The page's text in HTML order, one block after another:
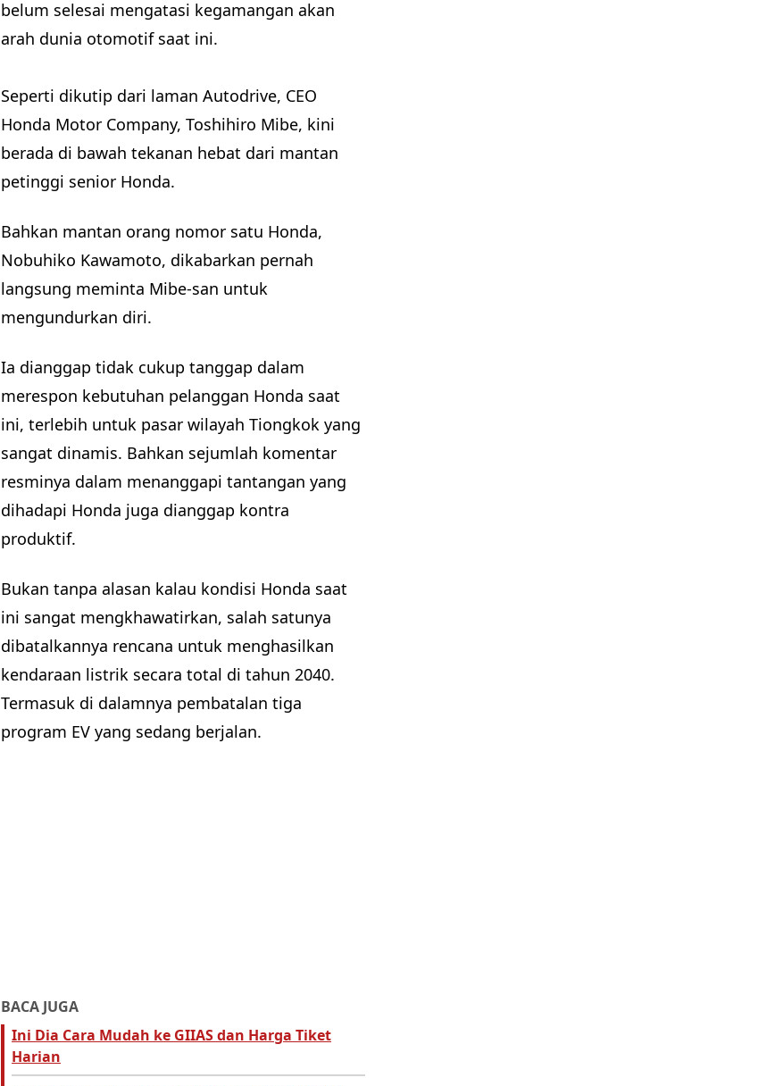
belum selesai mengatasi kegamangan akan
arah dunia otomotif saat ini.
Seperti dikutip dari laman Autodrive, CEO
Honda Motor Company, Toshihiro Mibe, kini
berada di bawah tekanan hebat dari mantan
petinggi senior Honda.
Bahkan mantan orang nomor satu Honda,
Nobuhiko Kawamoto, dikabarkan pernah
langsung meminta Mibe-san untuk
mengundurkan diri.
Ia dianggap tidak cukup tanggap dalam
merespon kebutuhan pelanggan Honda saat
ini, terlebih untuk pasar wilayah Tiongkok yang
sangat dinamis. Bahkan sejumlah komentar
resminya dalam menanggapi tantangan yang
dihadapi Honda juga dianggap kontra
produktif.
Bukan tanpa alasan kalau kondisi Honda saat
ini sangat mengkhawatirkan, salah satunya
dibatalkannya rencana untuk menghasilkan
kendaraan listrik secara total di tahun 2040.
Termasuk di dalamnya pembatalan tiga
program EV yang sedang berjalan.
BACA JUGA
Ini Dia Cara Mudah ke GIIAS dan Harga Tiket
Harian